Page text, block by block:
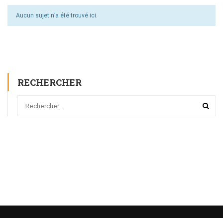
Aucun sujet n’a été trouvé ici.
RECHERCHER